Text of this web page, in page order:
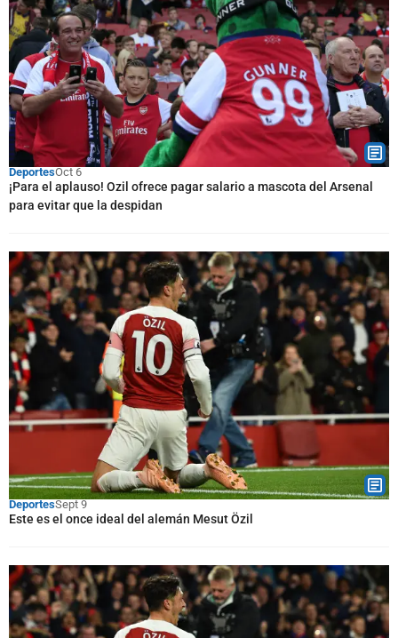
DeportesOct 6
¡Para el aplauso! Ozil ofrece pagar salario a mascota del Arsenal
para evitar que la despidan
DeportesSept 9
Este es el once ideal del alemán Mesut Özil